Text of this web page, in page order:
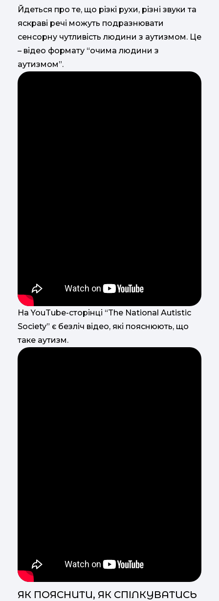
Йдеться про те, що різкі рухи, різні звуки та
яскраві речі можуть подразнювати
сенсорну чутливість людини з аутизмом. Це
– відео формату “очима людини з
аутизмом”.
На YouTube-сторінці “The National Autistic
Society” є безліч відео, які пояснюють, що
таке аутизм.
ЯК ПОЯСНИТИ, ЯК СПІЛКУВАТИСЬ